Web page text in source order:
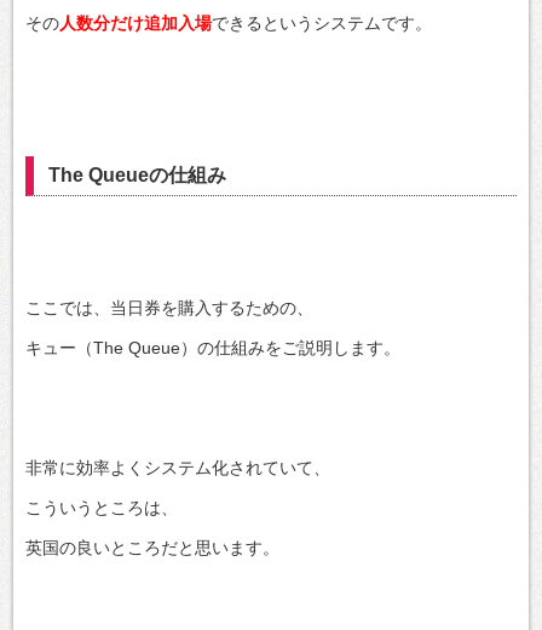
その人数分だけ追加入場できるというシステムです。
The Queueの仕組み
ここでは、当日券を購入するための、
キュー（The Queue）の仕組みをご説明します。
非常に効率よくシステム化されていて、
こういうところは、
英国の良いところだと思います。